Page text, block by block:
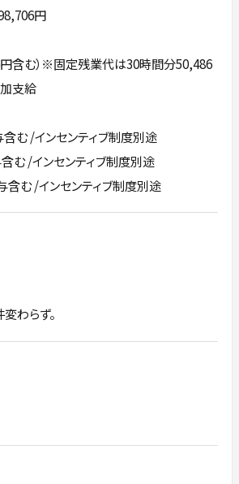
円
円含む）※固定残業代は30時間分50,486
支給
む /インセンティブ制度別途
む /インセンティブ制度別途
む /インセンティブ制度別途
わらず。